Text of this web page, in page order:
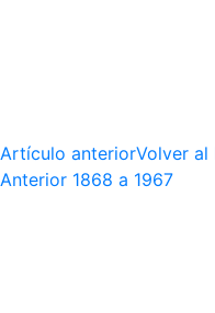
Artículo anteriorVolver al
Anterior 1868 a 1967